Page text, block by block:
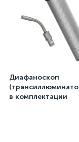
Диафаноскоп
в комплектации